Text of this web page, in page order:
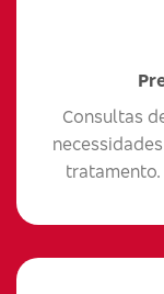
Consultas
tratamento.